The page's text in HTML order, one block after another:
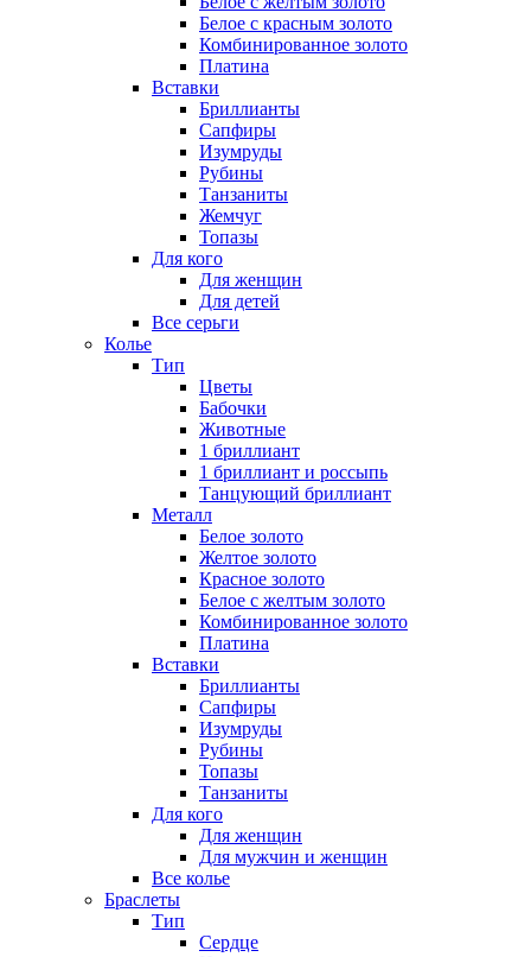
Белое с красным золото
Комбинированное золото
Платина
Вставки
Бриллианты
Сапфиры
Изумруды
Рубины
Танзаниты
Жемчуг
Топазы
Для кого
Для женщин
Для детей
Все серьги
Колье
Тип
Цветы
Бабочки
Животные
1 бриллиант
1 бриллиант и россыпь
Танцующий бриллиант
Металл
Белое золото
Желтое золото
Красное золото
Белое с желтым золото
Комбинированное золото
Платина
Вставки
Бриллианты
Сапфиры
Изумруды
Рубины
Топазы
Танзаниты
Для кого
Для женщин
Для мужчин и женщин
Все колье
Браслеты
Тип
Сердце